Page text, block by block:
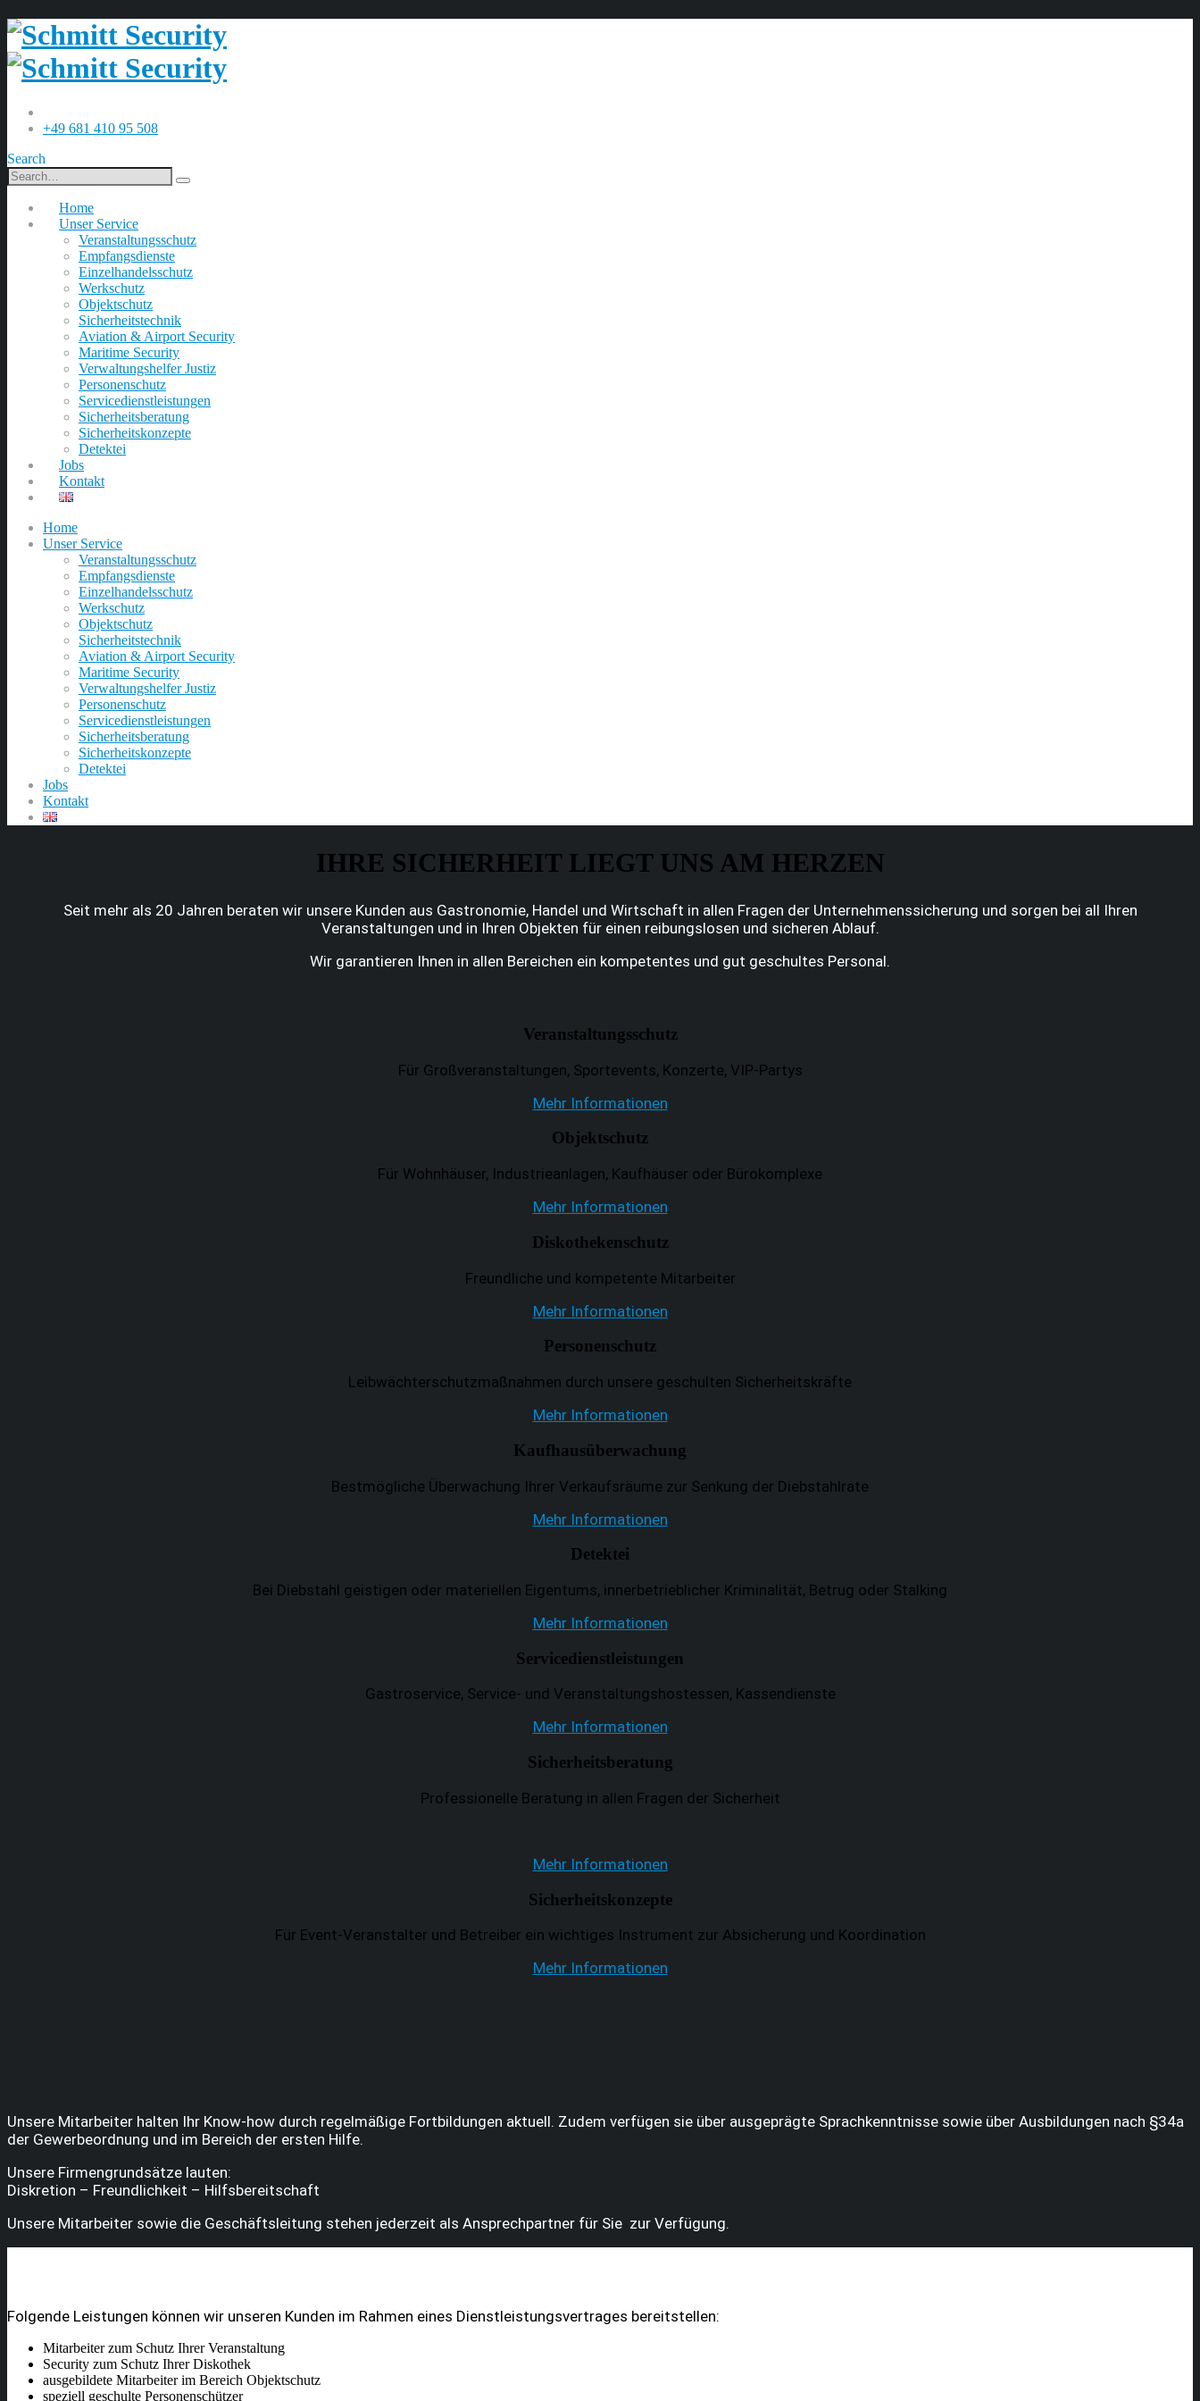
+49 681 410 95 508
Search
Home
Unser Service
Veranstaltungsschutz
Empfangsdienste
Einzelhandelsschutz
Werkschutz
Objektschutz
Sicherheitstechnik
Aviation & Airport Security
Maritime Security
Verwaltungshelfer Justiz
Personenschutz
Servicedienstleistungen
Sicherheitsberatung
Sicherheitskonzepte
Detektei
Jobs
Kontakt
Home
Unser Service
Veranstaltungsschutz
Empfangsdienste
Einzelhandelsschutz
Werkschutz
Objektschutz
Sicherheitstechnik
Aviation & Airport Security
Maritime Security
Verwaltungshelfer Justiz
Personenschutz
Servicedienstleistungen
Sicherheitsberatung
Sicherheitskonzepte
Detektei
Jobs
Kontakt
IHRE SICHERHEIT LIEGT UNS AM HERZEN
Seit mehr als 20 Jahren beraten wir unsere Kunden aus Gastronomie, Handel und Wirtschaft in allen Fragen der Unternehmenssicherung und sorgen bei all Ihren
Veranstaltungen und in Ihren Objekten für einen reibungslosen und sicheren Ablauf.
Wir garantieren Ihnen in allen Bereichen ein kompetentes und gut geschultes Personal.
Veranstaltungsschutz
Für Großveranstaltungen, Sportevents, Konzerte, VIP-Partys
Mehr Informationen
Objektschutz
Für Wohnhäuser, Industrieanlagen, Kaufhäuser oder Bürokomplexe
Mehr Informationen
Diskothekenschutz
Freundliche und kompetente Mitarbeiter
Mehr Informationen
Personenschutz
Leibwächterschutzmaßnahmen durch unsere geschulten Sicherheitskräfte
Mehr Informationen
Kaufhausüberwachung
Bestmögliche Überwachung Ihrer Verkaufsräume zur Senkung der Diebstahlrate
Mehr Informationen
Detektei
Bei Diebstahl geistigen oder materiellen Eigentums, innerbetrieblicher Kriminalität, Betrug oder Stalking
Mehr Informationen
Servicedienstleistungen
Gastroservice, Service- und Veranstaltungshostessen, Kassendienste
Mehr Informationen
Sicherheitsberatung
Professionelle Beratung in allen Fragen der Sicherheit
Mehr Informationen
Sicherheitskonzepte
Für Event-Veranstalter und Betreiber ein wichtiges Instrument zur Absicherung und Koordination
Mehr Informationen
Unsere Mitarbeiter halten Ihr Know-how durch regelmäßige Fortbildungen aktuell. Zudem verfügen sie über ausgeprägte Sprachkenntnisse sowie über Ausbildungen nach §34a
der Gewerbeordnung und im Bereich der ersten Hilfe.
Unsere Firmengrundsätze lauten:
Diskretion – Freundlichkeit – Hilfsbereitschaft
Unsere Mitarbeiter sowie die Geschäftsleitung stehen jederzeit als Ansprechpartner für Sie zur Verfügung.
Folgende Leistungen können wir unseren Kunden im Rahmen eines Dienstleistungsvertrages bereitstellen:
Mitarbeiter zum Schutz Ihrer Veranstaltung
Security zum Schutz Ihrer Diskothek
ausgebildete Mitarbeiter im Bereich Objektschutz
speziell geschulte Personenschützer